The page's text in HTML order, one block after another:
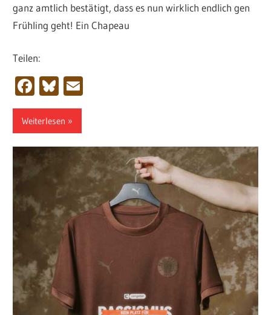
ganz amtlich bestätigt, dass es nun wirklich endlich gen
Frühling geht! Ein Chapeau
Teilen:
Facebook
Bluesky
Weiterlesen